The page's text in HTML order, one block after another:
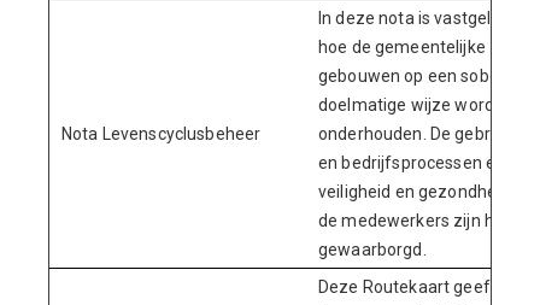
Nota Levenscyclusbeheer
In deze nota is vastgelegd
hoe de gemeentelijke
gebouwen op een sobere en
doelmatige wijze worden
onderhouden. De gebruiks-
en bedrijfsprocessen en de
veiligheid en gezondheid
de medewerkers zijn hierbij
gewaarborgd.
Deze Routekaart geeft weer